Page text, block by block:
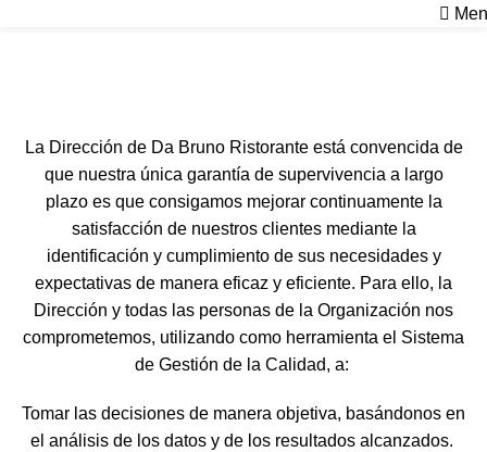
La Dirección de Da Bruno Ristorante está convencida de
que nuestra única garantía de supervivencia a largo
plazo es que consigamos mejorar continuamente la
satisfacción de nuestros clientes mediante la
identificación y cumplimiento de sus necesidades y
expectativas de manera eficaz y eficiente. Para ello, la
Dirección y todas las personas de la Organización nos
comprometemos, utilizando como herramienta el Sistema
de Gestión de la Calidad, a:
Tomar las decisiones de manera objetiva, basándonos en
el análisis de los datos y de los resultados alcanzados.